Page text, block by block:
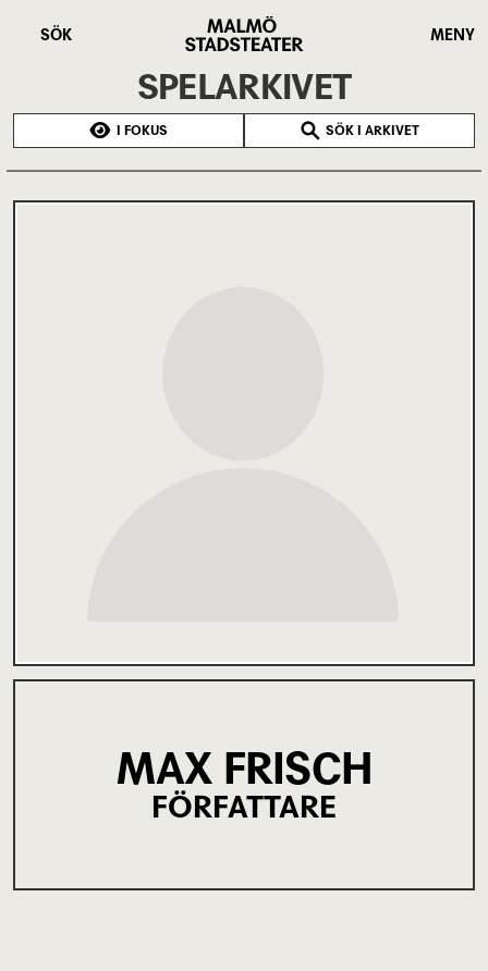
SÖK
Stadsteater
MENY
SPELARKIVET
I FOKUS SÖK I ARKIVET
MAX FRISCH
FÖRFATTARE